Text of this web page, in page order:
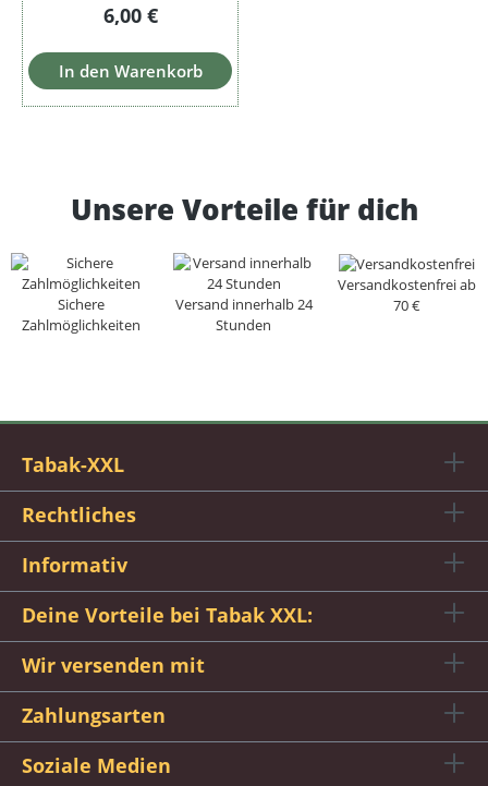
Regulärer Preis:
6,00 €
In den Warenkorb
Unsere Vorteile für dich
Sichere
Zahlmöglichkeiten
Versand innerhalb 24
Stunden
Versandkostenfrei ab
70 €
Tabak-XXL
Rechtliches
Informativ
Deine Vorteile bei Tabak XXL:
Wir versenden mit
Zahlungsarten
Soziale Medien